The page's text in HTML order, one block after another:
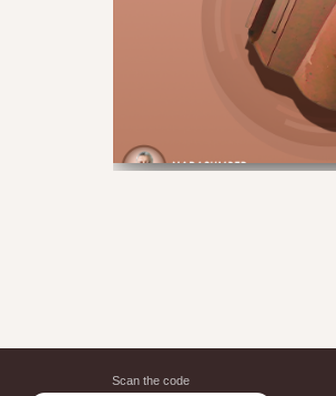
Scan the code